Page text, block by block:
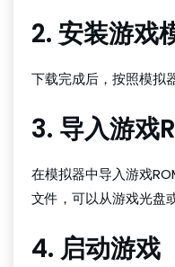
2. 安装游戏
下载完成后，按照模拟
3. 导入游戏
在模拟器中导入游戏
文件，可以从游戏光盘
4. 启动游戏